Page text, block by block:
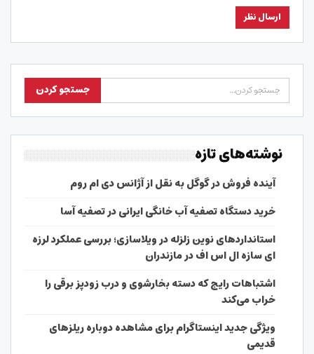
نوشته‌های تازه
آینده فروش در گوگل به نقل از آژانس دی ام روم
خرید دستگاه تصفیه آب خانگی ایرانی در تصفیه آسا
استانداردهای نوین زلزله در ویلاسازی؛ بررسی عملکرد لرزه
ای سازه ال اس اف در مازندران
اشتباهات رایج که دسته بخارشوی و درب زودپز برقی را
خراب می‌کند
ویژگی جدید اینستاگرام برای مشاهده دوباره ریلزهای
قدیمی